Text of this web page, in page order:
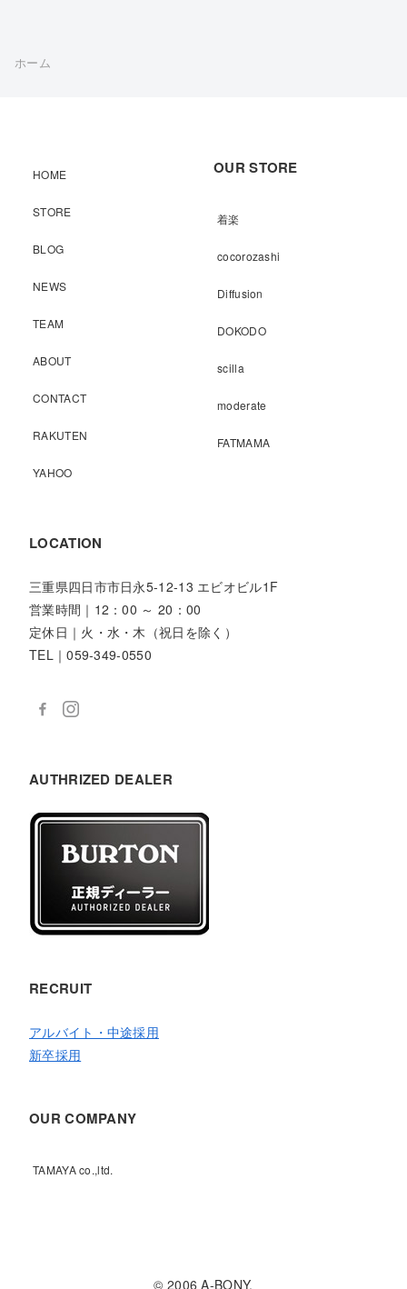
ホーム
HOME
STORE
BLOG
NEWS
TEAM
ABOUT
CONTACT
RAKUTEN
YAHOO
OUR STORE
着楽
cocorozashi
Diffusion
DOKODO
scilla
moderate
FATMAMA
LOCATION
三重県四日市市日永5-12-13 エビオビル1F
営業時間｜12：00 ～ 20：00
定休日｜火・水・木（祝日を除く）
TEL｜059-349-0550
AUTHRIZED DEALER
RECRUIT
アルバイト・中途採用
新卒採用
OUR COMPANY
TAMAYA co.,ltd.
© 2006 A-BONY.